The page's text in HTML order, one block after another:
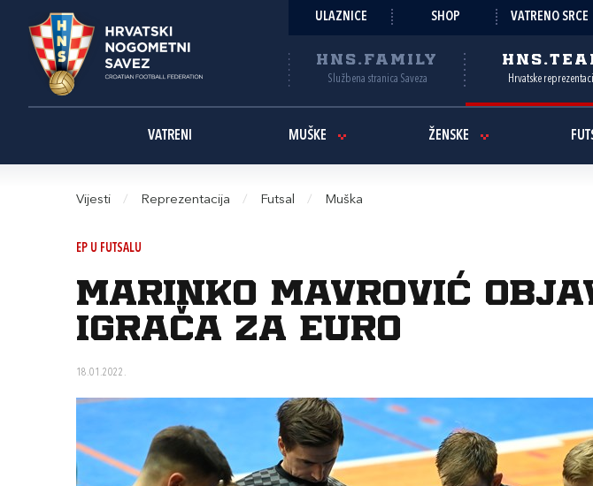
ULAZNICE SHOP VATRENO SRCE
HNS.FAMILY
Službena stranica Saveza Hrvatske
VATRENI MUŠKE ŽENSKE
Vijesti / Reprezentacija / Futsal / Muška
EP U FUTSALU
Marinko Mavrović
igrača za Euro
18.01.2022.